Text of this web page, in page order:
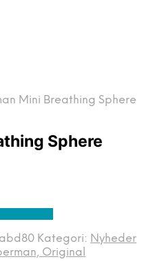
Mini Breathing Sphere
Sphere
Kategori: Nyheder
Original